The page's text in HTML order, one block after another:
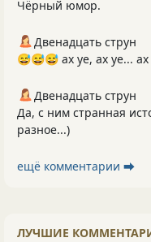
Чёрный юмор.
Двенадцать струн
😅😅😅 ах уе, ах уе...
Двенадцать струн
Да, с ним странная
разное...)
ещё комментарии ⮕
ЛУЧШИЕ